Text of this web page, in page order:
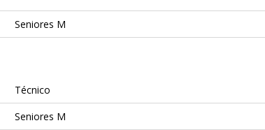
Seniores M
Técnico
Seniores M